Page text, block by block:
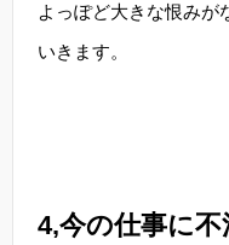
よっぽど大きな恨みが
いきます。
4,今の仕事に